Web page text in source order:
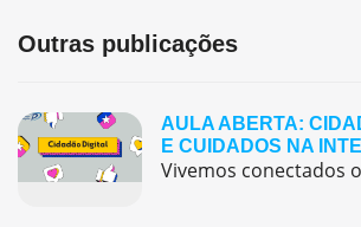
Outras publicações
AULA ABERTA:
E CUIDADOS NA